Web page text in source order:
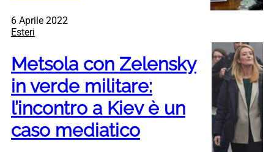
6 Aprile 2022
Esteri
Metsola con Zelensky
in verde militare:
l’incontro a Kiev è un
caso mediatico